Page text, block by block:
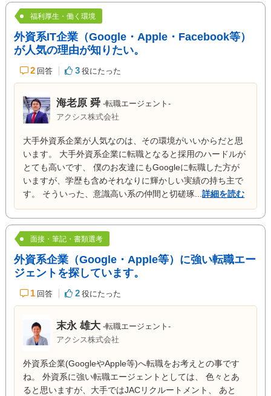
福利厚生・働く環境
外資系IT企業（Google・Apple・Facebook等）
が人気の理由が知りたい。
2 回答 3 役にたった
海老原 舜 -転職エージェント-
アクシス株式会社
大手外資系企業が人気なのは、その環境がいいからだと思
います。 大手外資系企業に転職となると採用のハードルが
とても高いです、 僕のお友達にもGoogleに転職した方が
いますが、学歴も含めそれなりに輝かしい実績の持ち主で
す。 そういった、意識高い系の仲間と切磋琢...詳細を読む
面接・筆記・書類選考
外資系企業（Google・Apple等）に強い転職エー
ジェントを探しています。
1 回答 2 役にたった
末永 雄大 -転職エージェント-
アクシス株式会社
外資系企業(GoogleやApple等)へ転職をお考えとの事です
ね。 外資系に強い転職エージェントとしては、 色々とあ
ると思いますが、大手ではJACリクルートメント、 あと